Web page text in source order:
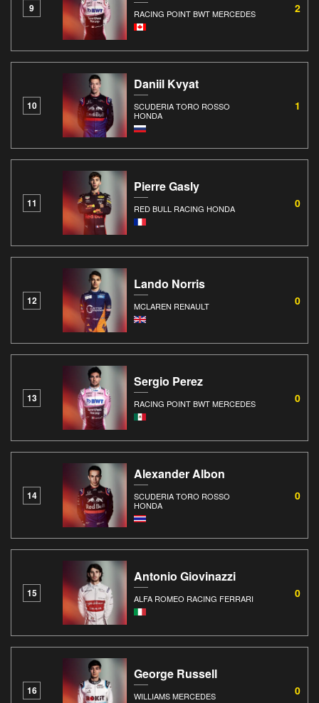
9 RACING POINT BWT MERCEDES 2
10
Daniil Kvyat
SCUDERIA TORO ROSSO
HONDA
1
11
Pierre Gasly
RED BULL RACING HONDA 0
12
Lando Norris
MCLAREN RENAULT 0
13
Sergio Perez
RACING POINT BWT MERCEDES 0
14
Alexander Albon
SCUDERIA TORO ROSSO
HONDA
0
15
Antonio Giovinazzi
ALFA ROMEO RACING FERRARI 0
16
George Russell
WILLIAMS MERCEDES 0